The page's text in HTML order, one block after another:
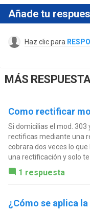
Añade tu
Haz clic para
MÁS
Como rectificar
Si domicilias el mod. 303
rectificas mediante una
cobrara dos veces lo
una rectificación y solo te
1 respuesta
¿Cómo se aplica